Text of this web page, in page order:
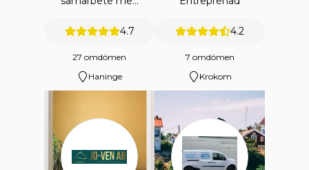
ENTREPRENAD
4.7
27 omdömen
Haninge
4.2
7 omdömen
Krokom